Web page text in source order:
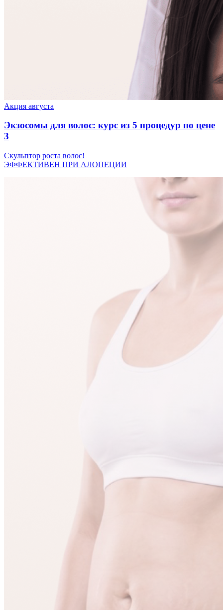
Акция августа
Экзосомы для волос: курс из 5 процедур по цене
3
Скульптор роста волос!
ЭФФЕКТИВЕН ПРИ АЛОПЕЦИИ